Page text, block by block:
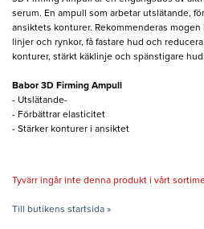
serum. En ampull som arbetar utslätande,
ansiktets konturer. Rekommenderas
linjer och rynkor, få fastare hud och
konturer, stärkt käklinje och spänstigare hud.
Babor 3D Firming Ampull
- Utslätande-
- Förbättrar elasticitet
- Stärker konturer i ansiktet
Tyvärr ingår inte denna produkt i vårt
Till butikens startsida »